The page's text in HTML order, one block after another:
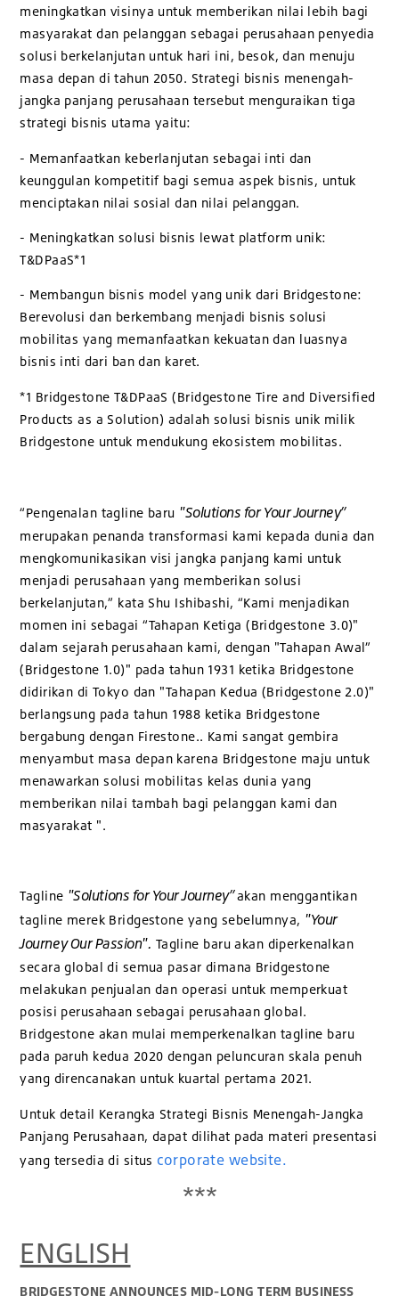
meningkatkan visinya untuk memberikan nilai lebih bagi
masyarakat dan pelanggan sebagai perusahaan penyedia
solusi berkelanjutan untuk hari ini, besok, dan menuju
masa depan di tahun 2050. Strategi bisnis menengah-
jangka panjang perusahaan tersebut menguraikan tiga
strategi bisnis utama yaitu:
- Memanfaatkan keberlanjutan sebagai inti dan
keunggulan kompetitif bagi semua aspek bisnis, untuk
menciptakan nilai sosial dan nilai pelanggan.
- Meningkatkan solusi bisnis lewat platform unik:
T&DPaaS*1
- Membangun bisnis model yang unik dari Bridgestone:
Berevolusi dan berkembang menjadi bisnis solusi
mobilitas yang memanfaatkan kekuatan dan luasnya
bisnis inti dari ban dan karet.
*1 Bridgestone T&DPaaS (Bridgestone Tire and Diversified
Products as a Solution) adalah solusi bisnis unik milik
Bridgestone untuk mendukung ekosistem mobilitas.
“Pengenalan tagline baru "Solutions for Your Journey”
merupakan penanda transformasi kami kepada dunia dan
mengkomunikasikan visi jangka panjang kami untuk
menjadi perusahaan yang memberikan solusi
berkelanjutan,” kata Shu Ishibashi, “Kami menjadikan
momen ini sebagai “Tahapan Ketiga (Bridgestone 3.0)"
dalam sejarah perusahaan kami, dengan "Tahapan Awal”
(Bridgestone 1.0)" pada tahun 1931 ketika Bridgestone
didirikan di Tokyo dan "Tahapan Kedua (Bridgestone 2.0)"
berlangsung pada tahun 1988 ketika Bridgestone
bergabung dengan Firestone.. Kami sangat gembira
menyambut masa depan karena Bridgestone maju untuk
menawarkan solusi mobilitas kelas dunia yang
memberikan nilai tambah bagi pelanggan kami dan
masyarakat ".
Tagline "Solutions for Your Journey”akan menggantikan
tagline merek Bridgestone yang sebelumnya, "Your
Journey Our Passion". Tagline baru akan diperkenalkan
secara global di semua pasar dimana Bridgestone
melakukan penjualan dan operasi untuk memperkuat
posisi perusahaan sebagai perusahaan global.
Bridgestone akan mulai memperkenalkan tagline baru
pada paruh kedua 2020 dengan peluncuran skala penuh
yang direncanakan untuk kuartal pertama 2021.
Untuk detail Kerangka Strategi Bisnis Menengah-Jangka
Panjang Perusahaan, dapat dilihat pada materi presentasi
yang tersedia di situs corporate website.
***
ENGLISH
BRIDGESTONE ANNOUNCES MID-LONG TERM BUSINESS